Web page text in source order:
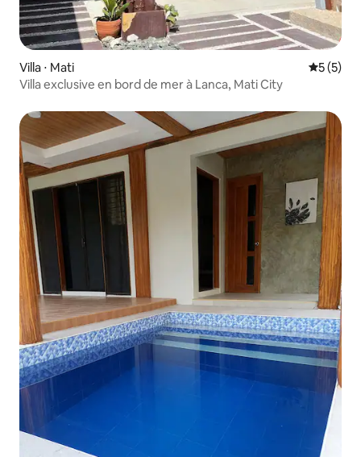
Villa ⋅ Mati
5 (5)
Villa exclusive en bord de mer à Lanca, Mati City